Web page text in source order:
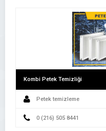
Kombi Petek Temizliği
Petek temizleme
0 (216) 505 8441